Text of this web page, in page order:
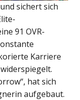
sichert sich
91 OVR-
Karriere
hat sich
aufgebaut.